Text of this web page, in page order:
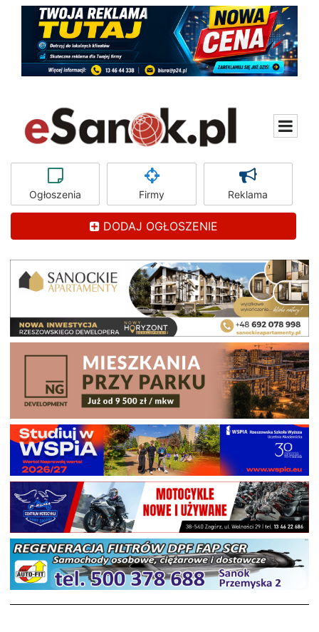
Ogłoszenia Firmy Reklama
DODAJ OGŁOSZENIE